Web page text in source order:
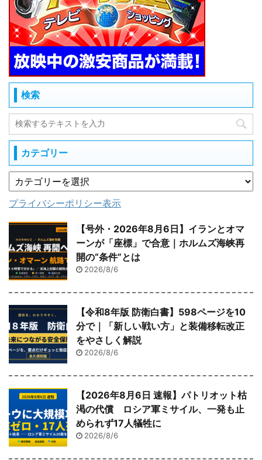
検索
カテゴリー
プライバシーポリシー表示
【号外・2026年8月6日】イランとオマ
ーンが「座標」で合意｜ホルムズ海峡再
開の“条件”とは
2026/8/6
【令和8年版 防衛白書】598ページを10
分で｜「新しい戦い方」と装備移転改正
をやさしく解説
2026/8/6
【2026年8月6日 速報】パトリオット枯
渇の代償 ロシア軍ミサイル、一発も止
められず17人犠牲に
2026/8/6